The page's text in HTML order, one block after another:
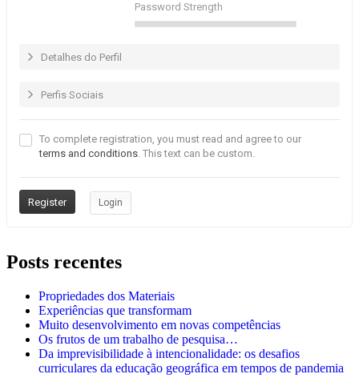
Password Strength
Detalhes do Perfil
Perfis Sociais
To complete registration, you must read and agree to our
terms and conditions. This text can be custom.
Login
Posts recentes
Propriedades dos Materiais
Experiências que transformam
Muito desenvolvimento em novas competências
Os frutos de um trabalho de pesquisa…
Da imprevisibilidade à intencionalidade: os desafios
curriculares da educação geográfica em tempos de pandemia